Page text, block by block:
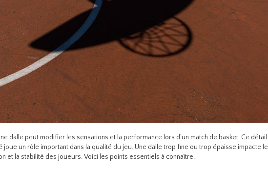
dalle peut modifier les sensations et la performance lors d’un match de basket. Ce détail
joue un rôle important dans la qualité du jeu. Une dalle trop fine ou trop épaisse impacte le
et la stabilité des joueurs. Voici les points essentiels à connaître.